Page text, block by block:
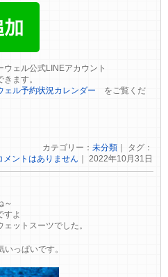
ェル公式LINEアカウント
ます。
ェル予約状況カレンダー をご覧くだ
カテゴリー： 未分類｜ タグ：
メントはありません ｜ 2022年10月31日
～
すよ
ットスーツでした。
っぱいです。